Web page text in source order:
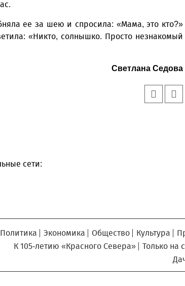
ее за шею и спросила: «Мама, это кто?»
«Никто, солнышко. Просто незнакомый
Светлана Седова
сети:
Политика Экономика Общество Культура
К 105-летию «Красного Севера»
Только на